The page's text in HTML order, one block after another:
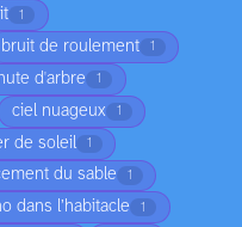
1
bruit de roulement 1
d'arbre 1
ciel nuageux 1
de soleil 1
du sable 1
dans l’habitacle 1